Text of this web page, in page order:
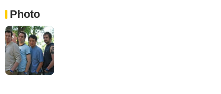
Photo